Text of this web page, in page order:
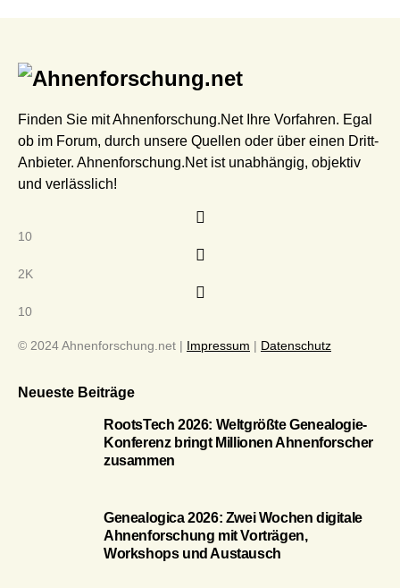
Finden Sie mit Ahnenforschung.Net Ihre Vorfahren. Egal
ob im Forum, durch unsere Quellen oder über einen Dritt-
Anbieter. Ahnenforschung.Net ist unabhängig, objektiv
und verlässlich!
10
2K
10
© 2024 Ahnenforschung.net | Impressum | Datenschutz
Neueste Beiträge
RootsTech 2026: Weltgrößte Genealogie-
Konferenz bringt Millionen Ahnenforscher
zusammen
Genealogica 2026: Zwei Wochen digitale
Ahnenforschung mit Vorträgen,
Workshops und Austausch